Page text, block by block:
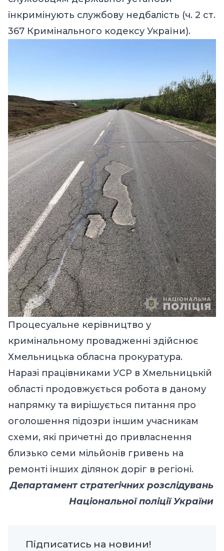
інкримінують службову недбалість (ч. 2 ст.
367 Кримінального кодексу України).
Процесуальне керівництво у
кримінальному провадженні здійснює
Хмельницька обласна прокуратура.
Наразі працівниками УСР в Хмельницькій
області продовжується робота в даному
напрямку та вирішується питання про
оголошення підозри іншим учасникам
схеми, які причетні до привласнення
близько семи мільйонів гривень на
ремонті інших ділянок доріг в регіоні.
Департамент стратегічних розслідувань
Національної поліції України
Підписатись на новини!